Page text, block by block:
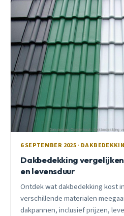
6 SEPTEMBER 2025 ·
Dakbedekking
en levensduur
Ontdek wat dakbedekking kost
verschillende materialen
dakpannen, inclusief prijzen,